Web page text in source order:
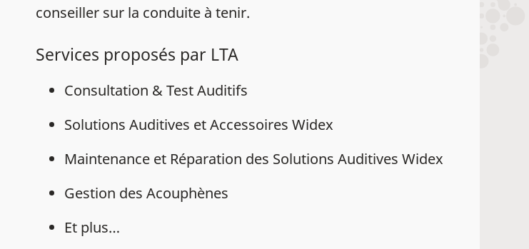
conseiller sur la conduite à tenir.
Services proposés par LTA
Consultation & Test Auditifs
Solutions Auditives et Accessoires Widex
Maintenance et Réparation des Solutions Auditives Widex
Gestion des Acouphènes
Et plus…